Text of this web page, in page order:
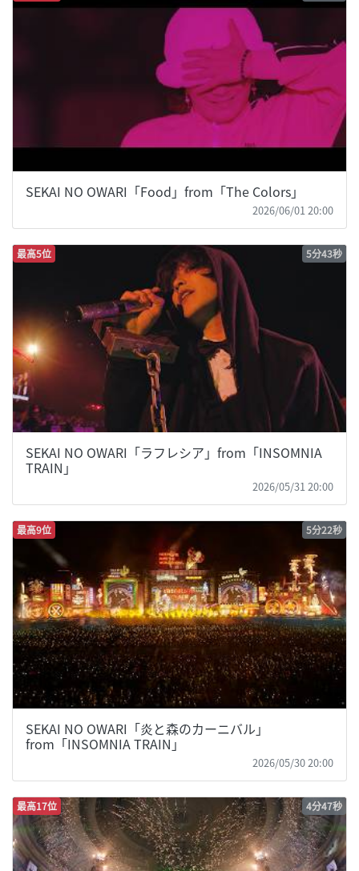
SEKAI NO OWARI「Food」from「The Colors」
2026/06/01 20:00
最高5位 5分43秒
SEKAI NO OWARI「ラフレシア」from「INSOMNIA
TRAIN」
2026/05/31 20:00
最高9位 5分22秒
SEKAI NO OWARI「炎と森のカーニバル」
from「INSOMNIA TRAIN」
2026/05/30 20:00
最高17位 4分47秒